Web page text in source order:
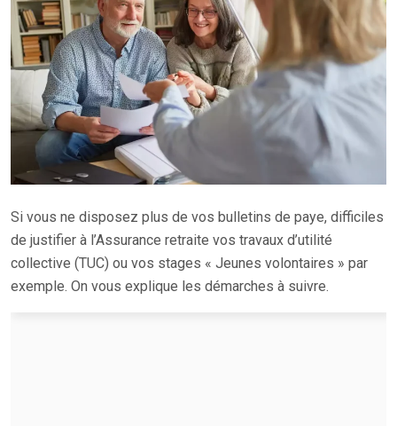
Si vous ne disposez plus de vos bulletins de paye, difficiles
de justifier à l’Assurance retraite vos travaux d’utilité
collective (TUC) ou vos stages « Jeunes volontaires » par
exemple. On vous explique les démarches à suivre.